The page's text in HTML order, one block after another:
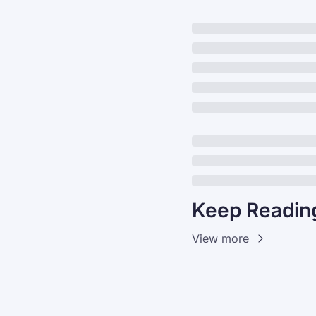
Keep
View more